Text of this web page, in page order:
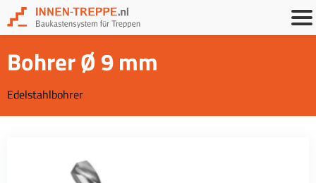
Bohrer Ø 9 mm
Edelstahlbohrer